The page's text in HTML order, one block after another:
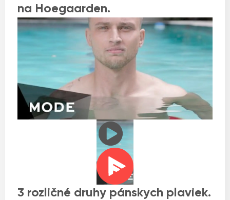
na Hoegaarden.
3 rozličné druhy pánskych plaviek.